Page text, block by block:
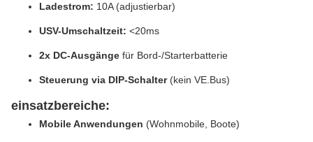
Ladestrom: 10A (adjustierbar)
USV-Umschaltzeit: <20ms
2x DC-Ausgänge für Bord-/Starterbatterie
Steuerung via DIP-Schalter(kein VE.Bus)
einsatzbereiche:
Mobile Anwendungen (Wohnmobile, Boote)